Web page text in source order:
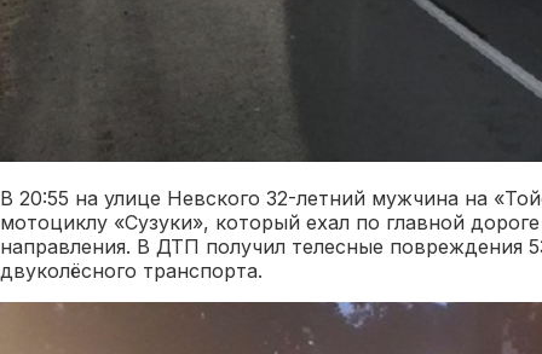
В 20:55 на улице Невского 32-летний мужчина на
мотоциклу «Сузуки», который ехал по главной
направления. В ДТП получил телесные повреждения
двуколёсного транспорта.